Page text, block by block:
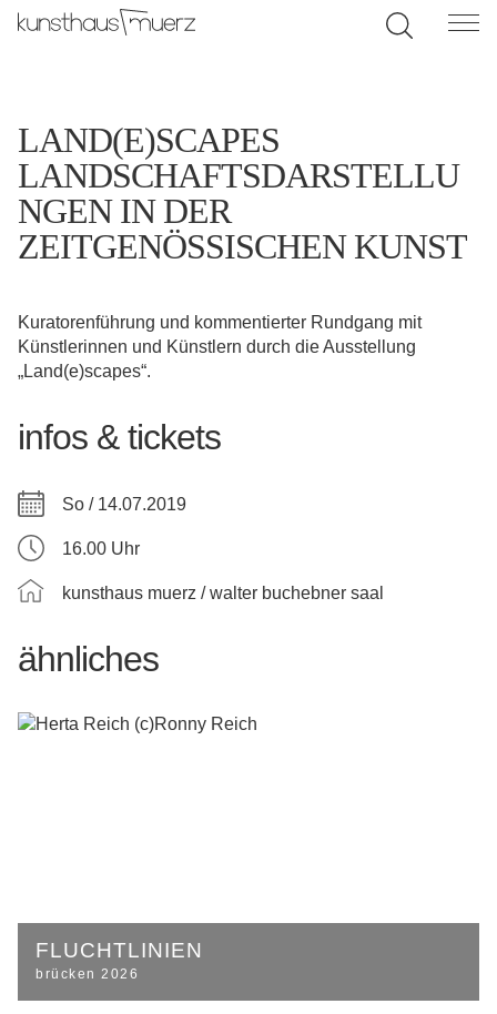
LAND(E)SCAPES
LANDSCHAFTSDARSTELLU
NGEN IN DER
ZEITGENÖSSISCHEN KUNST
Kuratorenführung und kommentierter Rundgang mit
Künstlerinnen und Künstlern durch die Ausstellung
„Land(e)scapes“.
infos & tickets
So / 14.07.2019
16.00 Uhr
kunsthaus muerz / walter buchebner saal
ähnliches
FLUCHTLINIEN
brücken 2026